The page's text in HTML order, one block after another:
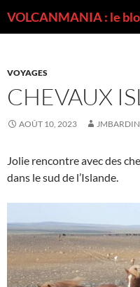
VOYAGES
CHEVAUX
AOÛT 10, 2023
Jolie rencontre avec des
dans le sud de l’Islande.